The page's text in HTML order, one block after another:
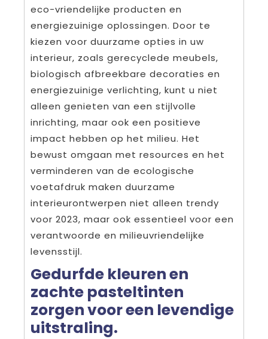
eco-vriendelijke producten en
energiezuinige oplossingen. Door te
kiezen voor duurzame opties in uw
interieur, zoals gerecyclede meubels,
biologisch afbreekbare decoraties en
energiezuinige verlichting, kunt u niet
alleen genieten van een stijlvolle
inrichting, maar ook een positieve
impact hebben op het milieu. Het
bewust omgaan met resources en het
verminderen van de ecologische
voetafdruk maken duurzame
interieurontwerpen niet alleen trendy
voor 2023, maar ook essentieel voor een
verantwoorde en milieuvriendelijke
levensstijl.
Gedurfde kleuren en
zachte pasteltinten
zorgen voor een levendige
uitstraling.